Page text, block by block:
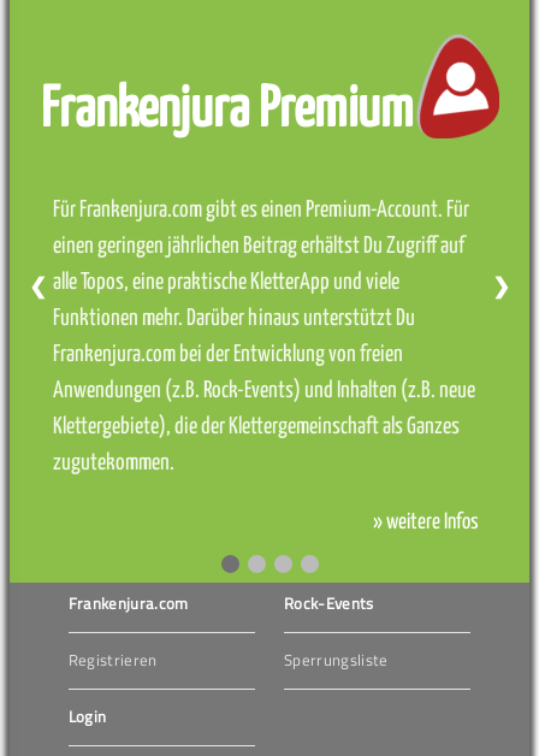
Frankenjura Premium
Für Frankenjura.com gibt es einen Premium-Account. Für
einen geringen jährlichen Beitrag erhältst Du Zugriff auf
alle Topos, eine praktische KletterApp und viele
Funktionen mehr. Darüber hinaus unterstützt Du
Frankenjura.com bei der Entwicklung von freien
Anwendungen (z.B. Rock-Events) und Inhalten (z.B. neue
Klettergebiete), die der Klettergemeinschaft als Ganzes
zugutekommen.
» weitere Infos
❮ ❯
Frankenjura.com
Registrieren
Login
Rock-Events
Sperrungsliste